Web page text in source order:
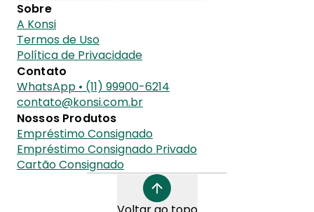
Sobre
A Konsi
Termos de Uso
Política de Privacidade
Contato
WhatsApp • (11) 99900-6214
contato@konsi.com.br
Nossos Produtos
Empréstimo Consignado
Empréstimo Consignado Privado
Cartão Consignado